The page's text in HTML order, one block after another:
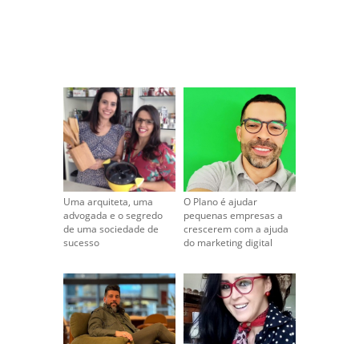
Uma arquiteta, uma
advogada e o segredo
de uma sociedade de
sucesso
O Plano é ajudar
pequenas empresas a
crescerem com a ajuda
do marketing digital